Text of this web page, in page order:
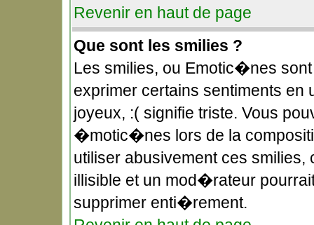
Revenir en haut de page
Que sont les smilies ?
Les smilies, ou Emotic�nes
exprimer certains sentiments en
joyeux, :( signifie triste. Vous
�motic�nes lors de la
utiliser abusivement ces
illisible et un mod�rateur
supprimer enti�rement.